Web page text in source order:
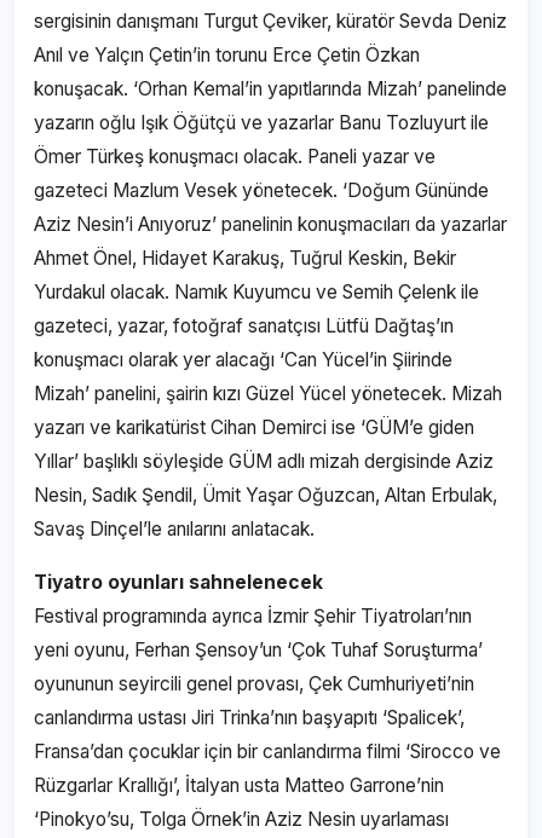
sergisinin danışmanı Turgut Çeviker, küratör Sevda Deniz
Anıl ve Yalçın Çetin’in torunu Erce Çetin Özkan
konuşacak. ‘Orhan Kemal’in yapıtlarında Mizah’ panelinde
yazarın oğlu Işık Öğütçü ve yazarlar Banu Tozluyurt ile
Ömer Türkeş konuşmacı olacak. Paneli yazar ve
gazeteci Mazlum Vesek yönetecek. ‘Doğum Gününde
Aziz Nesin’i Anıyoruz’ panelinin konuşmacıları da yazarlar
Ahmet Önel, Hidayet Karakuş, Tuğrul Keskin, Bekir
Yurdakul olacak. Namık Kuyumcu ve Semih Çelenk ile
gazeteci, yazar, fotoğraf sanatçısı Lütfü Dağtaş’ın
konuşmacı olarak yer alacağı ‘Can Yücel’in Şiirinde
Mizah’ panelini, şairin kızı Güzel Yücel yönetecek. Mizah
yazarı ve karikatürist Cihan Demirci ise ‘GÜM’e giden
Yıllar’ başlıklı söyleşide GÜM adlı mizah dergisinde Aziz
Nesin, Sadık Şendil, Ümit Yaşar Oğuzcan, Altan Erbulak,
Savaş Dinçel’le anılarını anlatacak.
Tiyatro oyunları sahnelenecek
Festival programında ayrıca İzmir Şehir Tiyatroları’nın
yeni oyunu, Ferhan Şensoy’un ‘Çok Tuhaf Soruşturma’
oyununun seyircili genel provası, Çek Cumhuriyeti’nin
canlandırma ustası Jiri Trinka’nın başyapıtı ‘Spalicek’,
Fransa’dan çocuklar için bir canlandırma filmi ‘Sirocco ve
Rüzgarlar Krallığı’, İtalyan usta Matteo Garrone’nin
‘Pinokyo’su, Tolga Örnek’in Aziz Nesin uyarlaması